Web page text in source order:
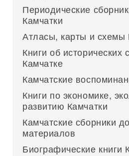
Периодические
Камчатки
Атласы, карты и схемы
Книги об исторических
Камчатке
Камчатские
Книги по экономике,
развитию Камчатки
Камчатские сборники
материалов
Биографические книги